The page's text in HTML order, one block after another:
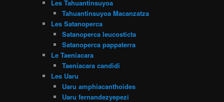
Les Tahuantinsuyoa
Tahuantinsuyoa Macanzatza
Les Satanoperca
Satanoperca leucosticta
Satanoperca pappaterra
Le Taeniacara
Taeniacara candidi
Les Uaru
Uaru amphiacanthoides
Uaru fernandezyepezi